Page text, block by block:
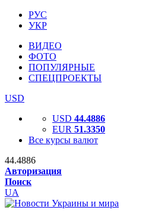
РУС
УКР
ВИДЕО
ФОТО
ПОПУЛЯРНЫЕ
СПЕЦПРОЕКТЫ
USD
USD 44.4886
EUR 51.3350
Все курсы валют
44.4886
Авторизация
Поиск
UA